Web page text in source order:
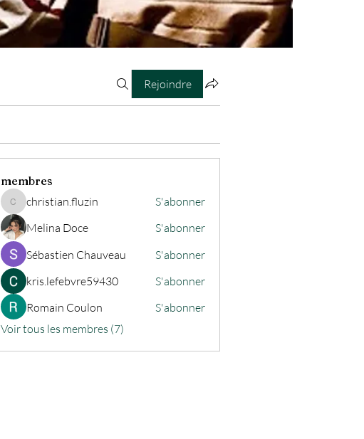
Rejoindre
membres
christian.fluzin
christian.fluzin
S'abonner
Melina Doce
S'abonner
Sébastien Chauveau
S'abonner
kris.lefebvre59430
S'abonner
Romain Coulon
S'abonner
Voir tous les membres (7)